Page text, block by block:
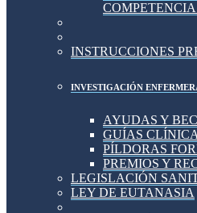
COMPETENCIA
INSTRUCCIONES
INVESTIGACIÓN
AYUDAS Y
GUÍAS
PÍLDORAS
PREMIOS Y
LEGISLACIÓN
LEY DE EUTANASIA